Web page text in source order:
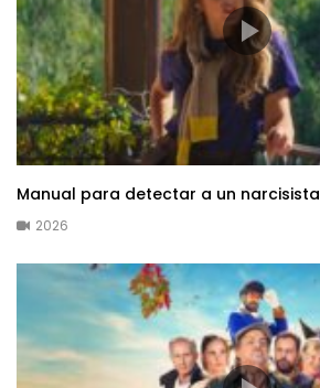
Manual para detectar a un narcisista
2026